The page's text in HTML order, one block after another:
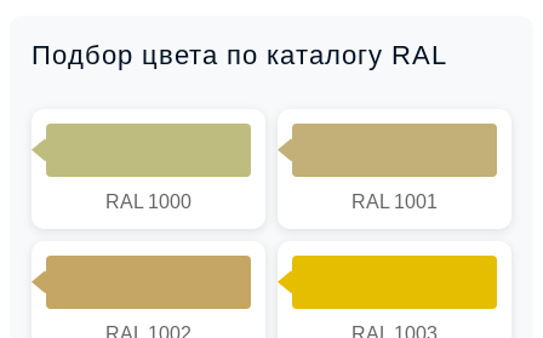
Подбор цвета по каталогу RAL
RAL 1000 RAL 1001
RAL 1002 RAL 1003